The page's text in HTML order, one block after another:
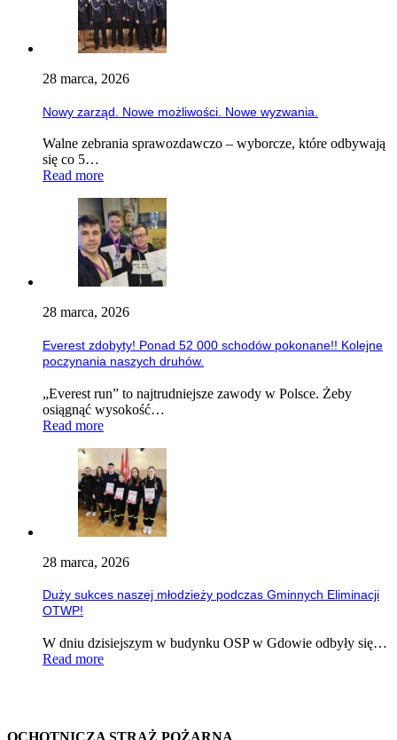
28 marca, 2026
Nowy zarząd. Nowe możliwości. Nowe wyzwania.
Walne zebrania sprawozdawczo – wyborcze, które odbywają
się co 5…
Read more
28 marca, 2026
Everest zdobyty! Ponad 52 000 schodów pokonane!! Kolejne
poczynania naszych druhów.
„Everest run” to najtrudniejsze zawody w Polsce. Żeby
osiągnąć wysokość…
Read more
28 marca, 2026
Duży sukces naszej młodzieży podczas Gminnych Eliminacji
OTWP!
W dniu dzisiejszym w budynku OSP w Gdowie odbyły się…
Read more
OCHOTNICZA STRAŻ POŻARNA